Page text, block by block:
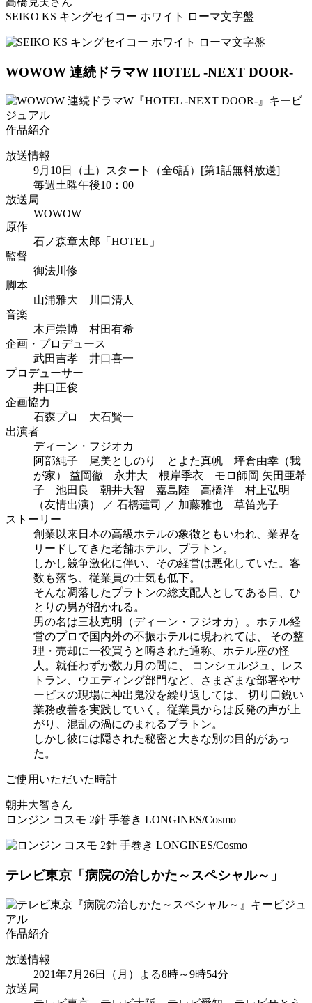
SEIKO KS キングセイコー ホワイト ローマ文字盤
WOWOW 連続ドラマW HOTEL -NEXT DOOR-
作品紹介
放送情報
9月10日（土）スタート（全6話）[第1話無料放送]
毎週土曜午後10：00
放送局
WOWOW
原作
石ノ森章太郎「HOTEL」
監督
御法川修
脚本
山浦雅大 川口清人
音楽
木戸崇博 村田有希
企画・プロデュース
武田吉孝 井口喜一
プロデューサー
井口正俊
企画協力
石森プロ 大石賢一
出演者
ディーン・フジオカ
阿部純子 尾美としのり とよた真帆 坪倉由幸（我
が家） 益岡徹 永井大 根岸季衣 モロ師岡 矢田亜希
子 池田良 朝井大智 嘉島陸 高橋洋 村上弘明
（友情出演） ／ 石橋蓮司 ／ 加藤雅也 草笛光子
ストーリー
創業以来日本の高級ホテルの象徴ともいわれ、業界を
リードしてきた老舗ホテル、プラトン。
しかし競争激化に伴い、その経営は悪化していた。客
数も落ち、従業員の士気も低下。
そんな凋落したプラトンの総支配人としてある日、ひ
とりの男が招かれる。
男の名は三枝克明（ディーン・フジオカ）。ホテル経
営のプロで国内外の不振ホテルに現われては、 その整
理・売却に一役買うと噂された通称、ホテル座の怪
人。就任わずか数カ月の間に、 コンシェルジュ、レス
トラン、ウエディング部門など、さまざまな部署やサ
ービスの現場に神出鬼没を繰り返しては、 切り口鋭い
業務改善を実践していく。従業員からは反発の声が上
がり、混乱の渦にのまれるプラトン。
しかし彼には隠された秘密と大きな別の目的があっ
た。
ご使用いただいた時計
朝井大智さん
ロンジン コスモ 2針 手巻き LONGINES/Cosmo
テレビ東京 「病院の治しかた～スペシャル～」
作品紹介
放送情報
2021年7月26日（月）よる8時～9時54分
放送局